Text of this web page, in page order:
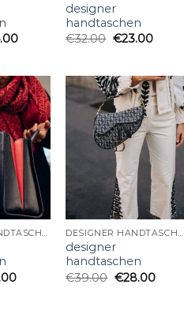
designer
handtaschen
€32.00 €23.00
designer
handtaschen
€39.00 €28.00